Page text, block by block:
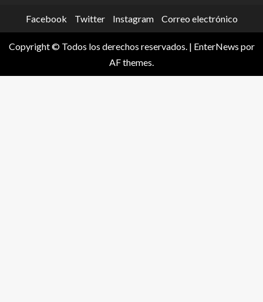
Facebook Twitter Instagram Correo electrónico
Copyright © Todos los derechos reservados. | EnterNews por
AF themes.